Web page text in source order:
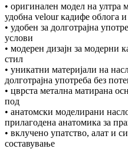
• оригинален модел на ултра
удобна velour кадифе облога и
• удобен за долготрајна
услови
• модерен дизајн за модерни
стил
• уникатни материјали на
долготрајна употреба без
• цврста метална матирана
под
• анатомски моделирани
прилагодена анатомика за
• вклучено упатство, алат и
составување